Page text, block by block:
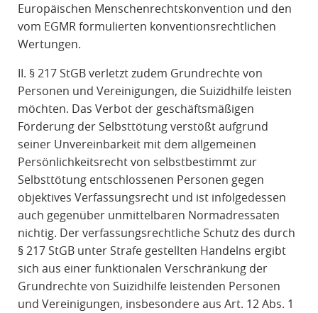
Europäischen Menschenrechtskonvention und den
vom EGMR formulierten konventionsrechtlichen
Wertungen.
II. § 217 StGB verletzt zudem Grundrechte von
Personen und Vereinigungen, die Suizidhilfe leisten
möchten. Das Verbot der geschäftsmäßigen
Förderung der Selbsttötung verstößt aufgrund
seiner Unvereinbarkeit mit dem allgemeinen
Persönlichkeitsrecht von selbstbestimmt zur
Selbsttötung entschlossenen Personen gegen
objektives Verfassungsrecht und ist infolgedessen
auch gegenüber unmittelbaren Normadressaten
nichtig. Der verfassungsrechtliche Schutz des durch
§ 217 StGB unter Strafe gestellten Handelns ergibt
sich aus einer funktionalen Verschränkung der
Grundrechte von Suizidhilfe leistenden Personen
und Vereinigungen, insbesondere aus Art. 12 Abs. 1